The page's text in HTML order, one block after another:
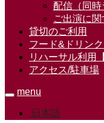
配信（同時
ご出演に
貸切のご利用
フード&ドリン
リハーサル利用
アクセス/駐車場
menu
日本語